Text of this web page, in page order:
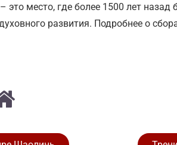
место, где более 1500 лет назад
развития. Подробнее о